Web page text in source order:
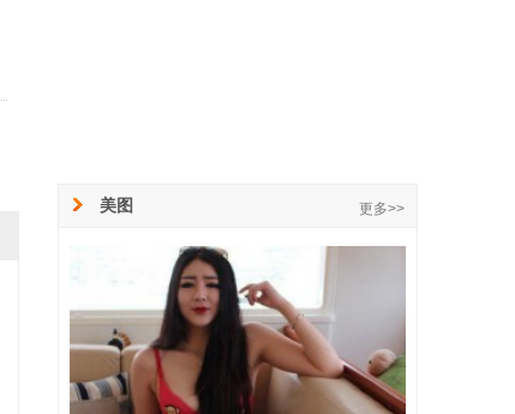
美图 更多>>